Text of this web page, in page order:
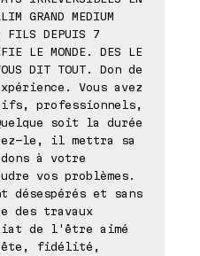
GRAND MEDIUM
FILS DEPUIS 7
LE MONDE. DES LE
DIT TOUT. Don de
Vous avez
professionnels,
soit la durée
le, il mettra sa
à votre
vos problèmes.
désespérés et sans
des travaux
de l'être aimé
fidélité,